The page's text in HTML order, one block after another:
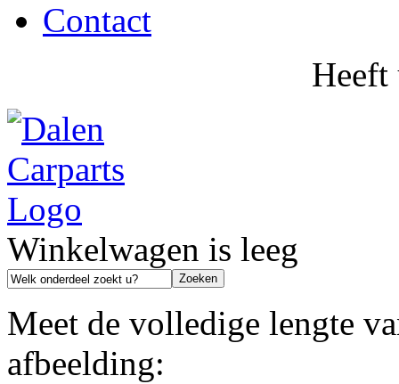
Contact
Heeft
Winkelwagen is leeg
Meet de volledige lengte
afbeelding: